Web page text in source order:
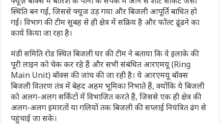
स्थिति बन गई, जिससे फ्यूज उड़ गया और बिजली आपूर्ति बाधित हो
गई। विभाग की टीम सुबह से ही क्षेत्र में सक्रिय है और फॉल्ट ढूंढने का
कार्य किया जा रहा है।
मंडी समिति रोड स्थित बिजली घर की टीम ने बताया कि वे इलाके की
पूरी लाइन को चेक कर रहे हैं और सभी संबंधित आरएमयू (Ring
Main Unit) बॉक्स की जांच की जा रही है। ये आरएमयू बॉक्स
बिजली वितरण तंत्र में बेहद अहम भूमिका निभाते हैं, क्योंकि ये बिजली
को अलग-अलग सर्किटों में विभाजित करते हैं, जिससे एक ही क्षेत्र की
अलग-अलग इमारतों या गलियों तक बिजली की सप्लाई नियंत्रित ढंग से
पहुंचाई जा सके।